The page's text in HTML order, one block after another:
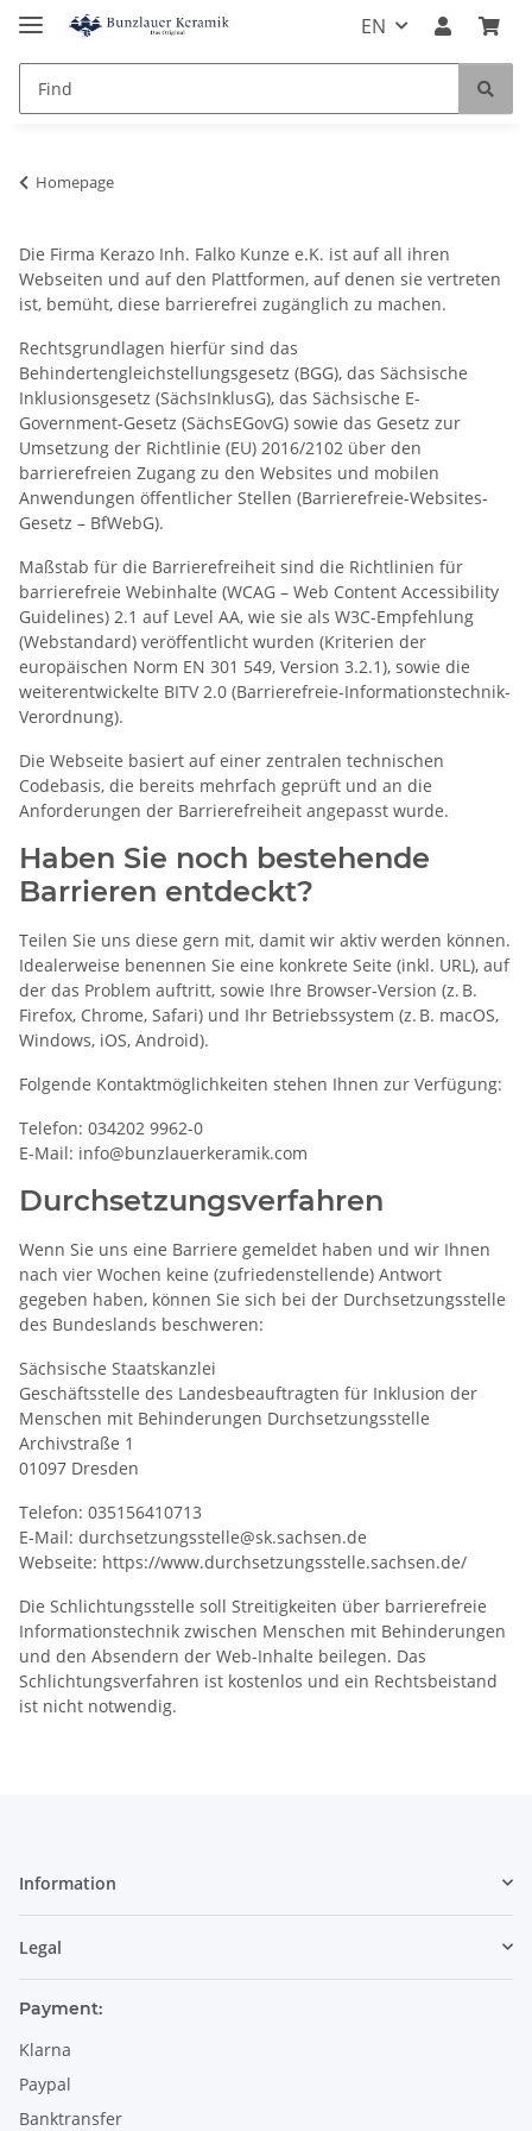
EN
Homepage
Die Firma Kerazo Inh. Falko Kunze e.K. ist auf all ihren
Webseiten und auf den Plattformen, auf denen sie vertreten
ist, bemüht, diese barrierefrei zugänglich zu machen.
Rechtsgrundlagen hierfür sind das
Behindertengleichstellungsgesetz (BGG), das Sächsische
Inklusionsgesetz (SächsInklusG), das Sächsische E-
Government-Gesetz (SächsEGovG) sowie das Gesetz zur
Umsetzung der Richtlinie (EU) 2016/2102 über den
barrierefreien Zugang zu den Websites und mobilen
Anwendungen öffentlicher Stellen (Barrierefreie-Websites-
Gesetz – BfWebG).
Maßstab für die Barrierefreiheit sind die Richtlinien für
barrierefreie Webinhalte (WCAG – Web Content Accessibility
Guidelines) 2.1 auf Level AA, wie sie als W3C-Empfehlung
(Webstandard) veröffentlicht wurden (Kriterien der
europäischen Norm EN 301 549, Version 3.2.1), sowie die
weiterentwickelte BITV 2.0 (Barrierefreie-Informationstechnik-
Verordnung).
Die Webseite basiert auf einer zentralen technischen
Codebasis, die bereits mehrfach geprüft und an die
Anforderungen der Barrierefreiheit angepasst wurde.
Haben Sie noch bestehende
Barrieren entdeckt?
Teilen Sie uns diese gern mit, damit wir aktiv werden können.
Idealerweise benennen Sie eine konkrete Seite (inkl. URL), auf
der das Problem auftritt, sowie Ihre Browser-Version (z. B.
Firefox, Chrome, Safari) und Ihr Betriebssystem (z. B. macOS,
Windows, iOS, Android).
Folgende Kontaktmöglichkeiten stehen Ihnen zur Verfügung:
Telefon: 034202 9962-0
E-Mail: info@bunzlauerkeramik.com
Durchsetzungsverfahren
Wenn Sie uns eine Barriere gemeldet haben und wir Ihnen
nach vier Wochen keine (zufriedenstellende) Antwort
gegeben haben, können Sie sich bei der Durchsetzungsstelle
des Bundeslands beschweren:
Sächsische Staatskanzlei
Geschäftsstelle des Landesbeauftragten für Inklusion der
Menschen mit Behinderungen Durchsetzungsstelle
Archivstraße 1
01097 Dresden
Telefon: 035156410713
E-Mail: durchsetzungsstelle@sk.sachsen.de
Webseite: https://www.durchsetzungsstelle.sachsen.de/
Die Schlichtungsstelle soll Streitigkeiten über barrierefreie
Informationstechnik zwischen Menschen mit Behinderungen
und den Absendern der Web-Inhalte beilegen. Das
Schlichtungsverfahren ist kostenlos und ein Rechtsbeistand
ist nicht notwendig.
Information
Legal
Payment:
Klarna
Paypal
Banktransfer